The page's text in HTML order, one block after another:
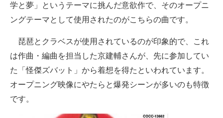
学と夢」というテーマに挑んだ意欲作で、そのオープニ
ングテーマとして使用されたのがこちらの曲です。
琵琶とクラベスが使用されているのが印象的で、これ
は作曲・編曲を担当した京建輔さんが、先に参加してい
た「怪傑ズバット」から着想を得たといわれています。
オープニング映像にやたらと爆発シーンが多いのも特徴
です。